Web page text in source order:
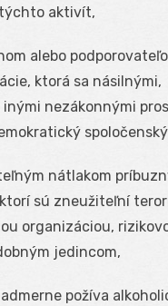
aktivít,
alebo
ktorá sa násilnými,
nezákonnými
nátlakom
sú zneužiteľní
organizáciou,
jedincom,
požíva